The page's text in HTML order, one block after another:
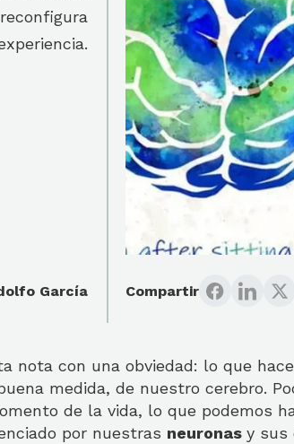
García Compartir
nota con una obviedad: lo que
medida, de nuestro cerebro.
de la vida, lo que podemos
por nuestras neuronas y sus